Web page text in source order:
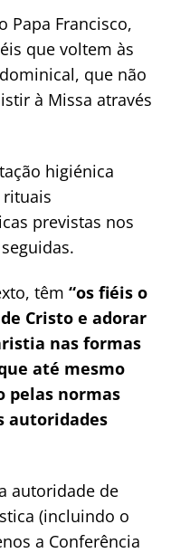
Papa Francisco,
que voltem às
que não
à Missa através
higiénica
rituais
previstas nos
têm “os fiéis o
Cristo e adorar
nas formas
até mesmo
pelas normas
autoridades
autoridade de
(incluindo o
a Conferência